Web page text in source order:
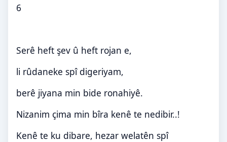
6
Serê heft şev û heft rojan e,
li rûdaneke spî digeriyam,
berê jiyana min bide ronahiyê.
Nizanim çima min bîra kenê te nedibir..!
Kenê te ku dibare, hezar welatên spî